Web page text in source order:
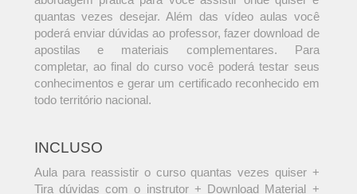
quantas vezes desejar. Além das vídeo aulas você
poderá enviar dúvidas ao professor, fazer download de
apostilas e materiais complementares. Para
completar, ao final do curso você poderá testar seus
conhecimentos e gerar um certificado reconhecido em
todo território nacional.
INCLUSO
Aula para reassistir o curso quantas vezes quiser +
Tira dúvidas com o instrutor + Download Material +